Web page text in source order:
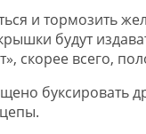
и тормозить
будут
скорее всего,
буксировать